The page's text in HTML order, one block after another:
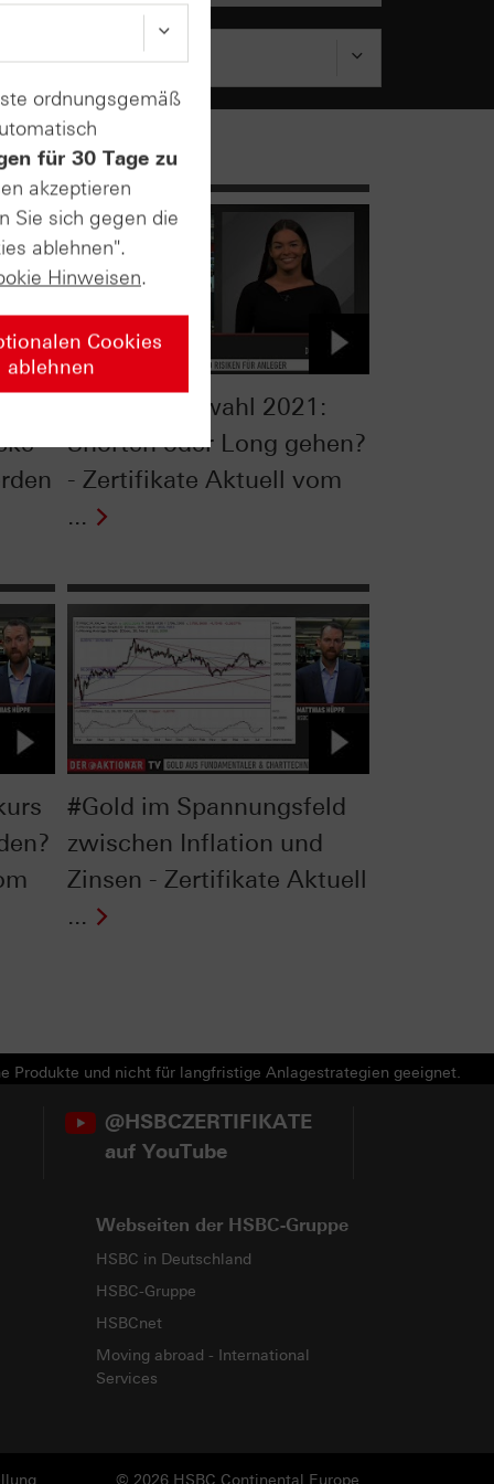
Bundestagswahl 2021:
Shorten oder Long gehen?
- Zertifikate Aktuell vom
...
#Gold im Spannungsfeld
zwischen Inflation und
Zinsen - Zertifikate Aktuell
...
Produkte und nicht für langfristige Anlagestrategien geeignet.
@HSBCZERTIFIKATE
auf YouTube
Webseiten der HSBC-Gruppe
HSBC in Deutschland
HSBC-Gruppe
HSBCnet
Moving abroad - International
Services
© 2026 HSBC Continental Europe
ordnungsgemäß
für 30 Tage zu
akzeptieren
Sie sich gegen die
ablehnen".
Hinweisen.
Cookies
ablehnen